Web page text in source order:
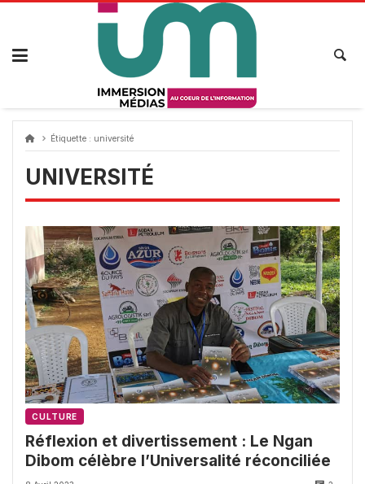
Passer
Étiquette : université
UNIVERSITÉ
CULTURE
Réflexion et divertissement : Le Ngan
Dibom célèbre l’Universalité réconciliée